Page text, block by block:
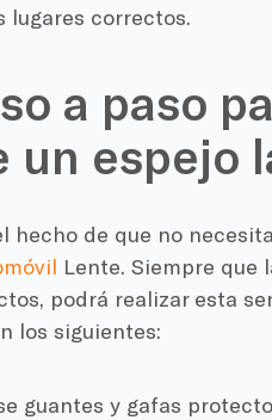
lugares correctos.
a paso
un espejo
hecho de que no
Lente. Siempre que
podrá realizar esta
los siguientes:
guantes y gafas